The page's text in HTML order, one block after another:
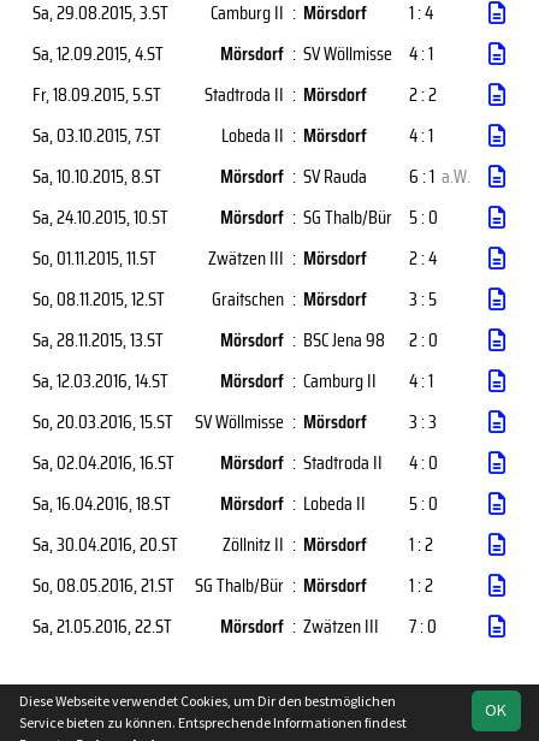
Sa, 29.08.2015, 3.ST Camburg II : Mörsdorf
1 : 4
Sa, 12.09.2015, 4.ST Mörsdorf : SV Wöllmisse 4 : 1
Fr, 18.09.2015, 5.ST Stadtroda II : Mörsdorf
2 : 2
Sa, 03.10.2015, 7.ST Lobeda II : Mörsdorf
4 : 1
Sa, 10.10.2015, 8.ST Mörsdorf : SV Rauda 6 : 1 a.W.
Sa, 24.10.2015, 10.ST Mörsdorf : SG Thalb/Bür 5 : 0
So, 01.11.2015, 11.ST Zwätzen III : Mörsdorf
2 : 4
So, 08.11.2015, 12.ST Graitschen : Mörsdorf
3 : 5
Sa, 28.11.2015, 13.ST Mörsdorf : BSC Jena 98
2 : 0
Sa, 12.03.2016, 14.ST Mörsdorf : Camburg II
4 : 1
So, 20.03.2016, 15.ST SV Wöllmisse : Mörsdorf
3 : 3
Sa, 02.04.2016, 16.ST Mörsdorf : Stadtroda II
4 : 0
Sa, 16.04.2016, 18.ST Mörsdorf : Lobeda II
5 : 0
Sa, 30.04.2016, 20.ST Zöllnitz II : Mörsdorf
1 : 2
So, 08.05.2016, 21.ST SG Thalb/Bür : Mörsdorf
1 : 2
Sa, 21.05.2016, 22.ST Mörsdorf : Zwätzen III 7 : 0
soccero.de OK
Diese Webseite verwendet Cookies, um Dir den bestmöglichen
Service bieten zu können. Entsprechende Informationen findest